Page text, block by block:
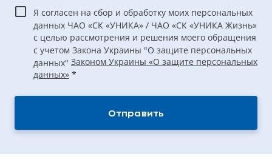
Я согласен на сбор и обработку моих персональных
данных ЧАО «СК «УНИКА» / ЧАО «СК «УНИКА Жизнь»
с целью рассмотрения и решения моего обращения
с учетом Закона Украины "О защите персональных
данных" Законом Украины «О защите персональных
данных» *
Отправить